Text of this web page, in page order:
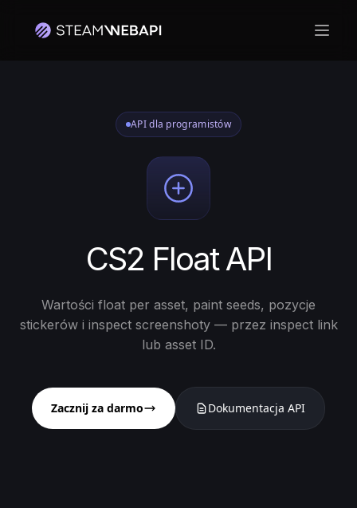
API dla programistów
CS2 Float API
Wartości float per asset, paint seeds, pozycje
stickerów i inspect screenshoty — przez inspect link
lub asset ID.
Zacznij za darmo Dokumentacja API